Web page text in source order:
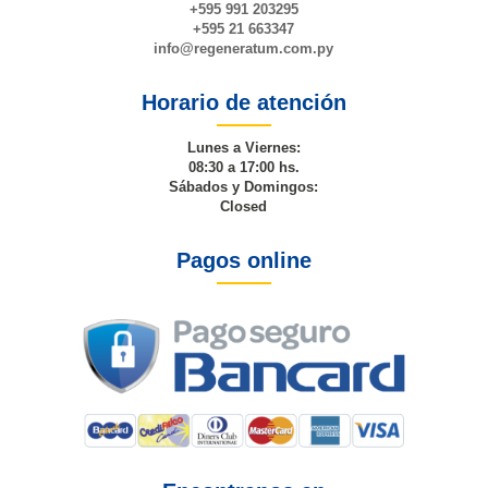
+595 991 203295
+595 21 663347
info@regeneratum.com.py
Horario de atención
Lunes a Viernes:
08:30 a 17:00 hs.
Sábados y Domingos:
Closed
Pagos online